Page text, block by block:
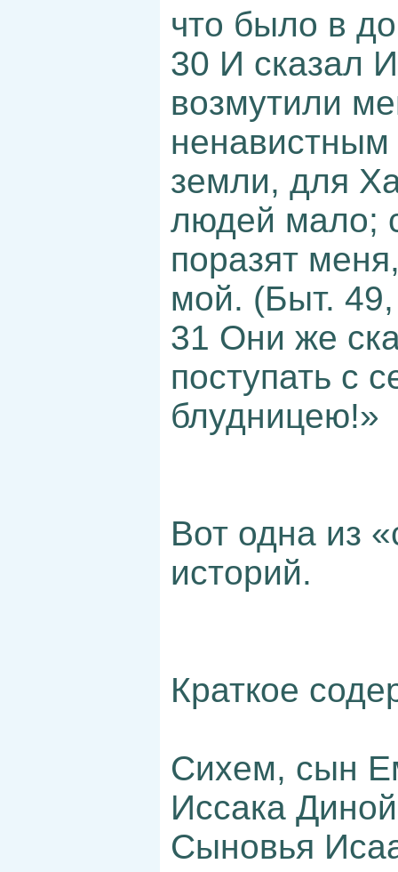
что было в
30 И сказал
возмутили
ненавистным
земли, для
людей мало;
поразят
мой. (Быт.
31 Они же
поступать с
блудницею!»
Вот одна из
историй.
Краткое
Сихем, сын
Иссака
Сыновья